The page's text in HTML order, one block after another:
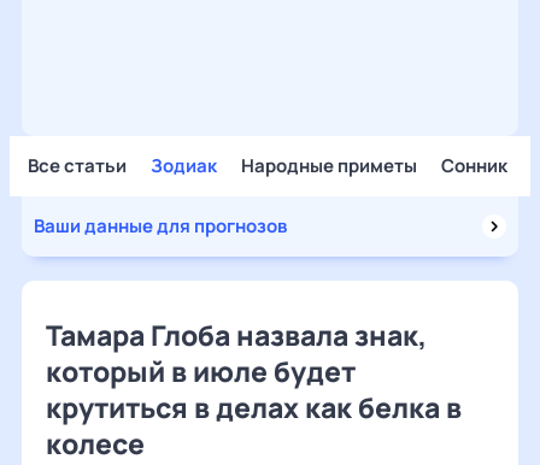
Все статьи Зодиак Народные приметы Сонник
Ваши данные для прогнозов
Тамара Глоба назвала знак,
который в июле будет
крутиться в делах как белка в
колесе